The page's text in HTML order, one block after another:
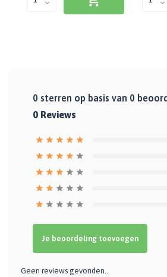
0 sterren op basis van 0
0 Reviews
Je beoordeling toevoegen
Geen reviews gevonden...